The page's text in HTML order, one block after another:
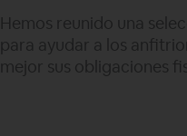
Hemos reunido una
para ayudar a los
mejor sus obligaciones